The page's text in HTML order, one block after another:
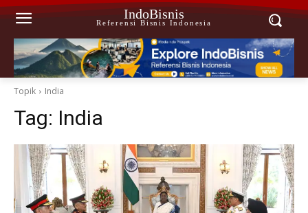
IndoBisnis
Referensi Bisnis Indonesia
Topik India
Tag: India